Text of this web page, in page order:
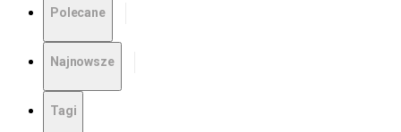
Polecane
Najnowsze
Tagi